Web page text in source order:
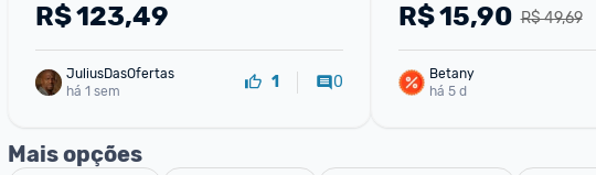
R$123,49
JuliusDasOfertas
há 1 sem
1 0
R$ 49,69
R$15,90
Betany
há 5 d
Mais opções